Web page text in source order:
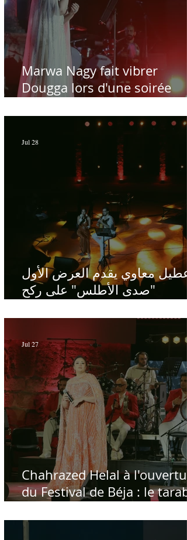
Marwa Nagy fait vibrer
Dougga lors d'une soirée
Hamdi - Par Sofien Manaï
عطيل معاوي يقدم العرض الأول
"صدى الأطلس" على ركح
طابعها الخاص
Jul 28
Chahrazed Helal à
du Festival de Béja : le tarab
Jul 27